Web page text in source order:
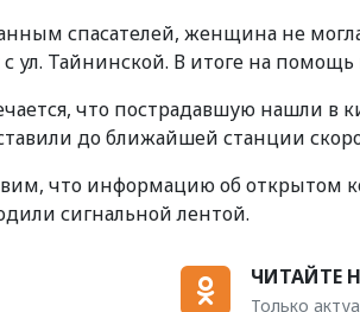
спасателей, женщина не могла
с ул. Тайнинской. В итоге на
что пострадавшую нашли в
до ближайшей станции
что информацию об открытом
сигнальной лентой.
ЧИТАЙТЕ
Только